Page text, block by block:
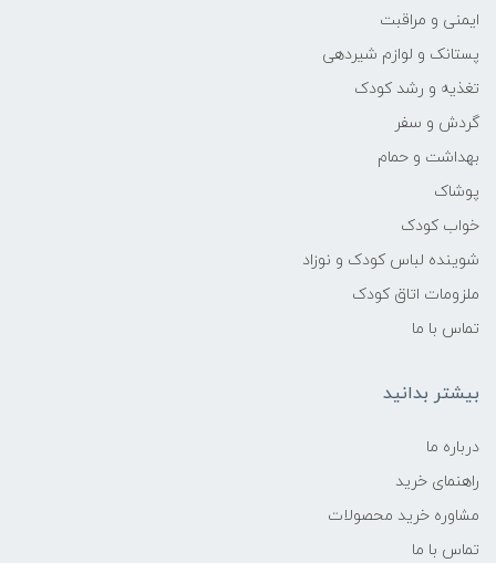
ایمنی و مراقبت
پستانک و لوازم شیردهی
تغذیه و رشد کودک
گردش و سفر
بهداشت و حمام
پوشاک
خواب کودک
شوینده لباس کودک و نوزاد
ملزومات اتاق کودک
تماس با ما
بیشتر بدانید
درباره ما
راهنمای خرید
مشاوره خرید محصولات
تماس با ما